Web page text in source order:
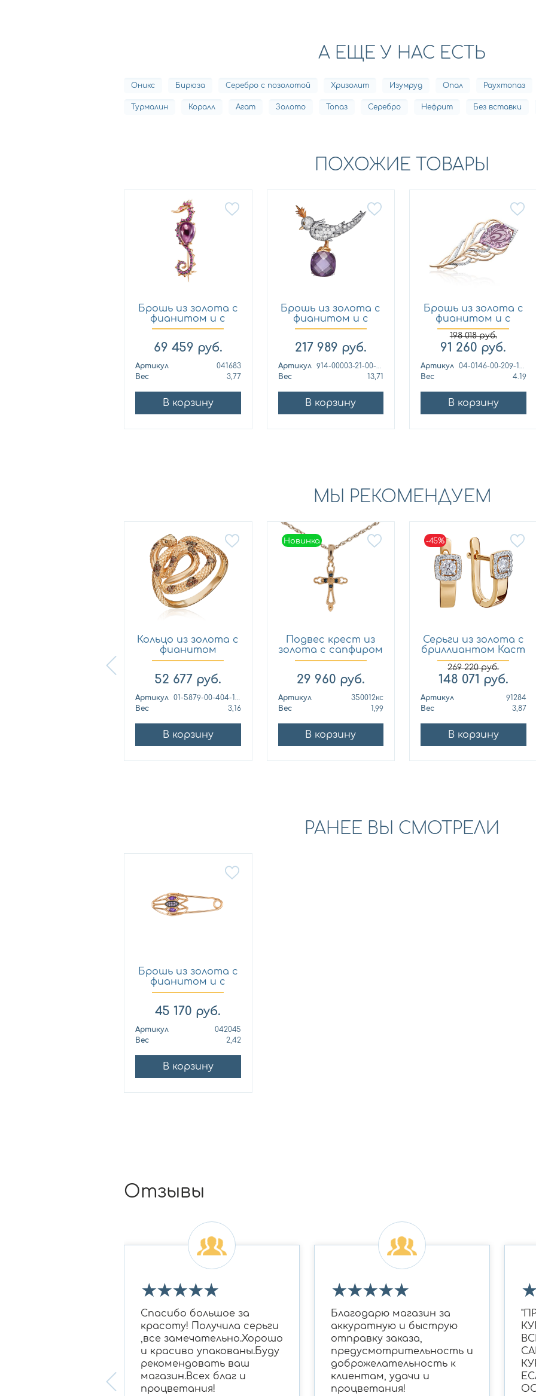
А ЕЩЕ У НАС ЕСТЬ
Оникс Бирюза Серебро с позолотой Хризолит Изумруд Опал Раухтопаз
Турмалин Коралл Агат Золото Топаз Серебро Нефрит Без вставки
ПОХОЖИЕ ТОВАРЫ
Брошь из золота с
фианитом и с
аметис...
69 459 руб.
Артикул
041683
Вес
3,77
В корзину
Брошь из золота с
фианитом и с
аметис...
217 989 руб.
Артикул
914-00003-21-00-34-00
Вес
13,71
В корзину
Брошь из золота с
фианитом и с
аметис...
198 018руб.
91 260 руб.
Артикул
04-0146-00-209-1110-46
Вес
4.19
В корзину
МЫ РЕКОМЕНДУЕМ
Кольцо из золота с
фианитом
Платина 0...
52 677 руб.
Артикул
01-5879-00-404-1110
Вес
3,16
В корзину
Новинка
Новинка
Подвес крест из
золота с сапфиром
Кло...
29 960 руб.
Артикул
350012кс
Вес
1,99
В корзину
-45%
Серьги из золота с
бриллиантом Каст
ю...
269 220руб.
148 071 руб.
Артикул
91284
Вес
3,87
В корзину
РАНЕЕ ВЫ СМОТРЕЛИ
Брошь из золота с
фианитом и с
аметис...
45 170 руб.
Артикул
042045
Вес
2,42
В корзину
Отзывы
★★★★★
Спасибо большое за
красоту! Получила серьги
,все замечательно.Хорошо
и красиво упакованы.Буду
рекомендовать ваш
магазин.Всех благ и
процветания!
★★★★★
Благодарю магазин за
аккуратную и быструю
отправку заказа,
предусмотрительность и
доброжелательность к
клиентам, удачи и
процветания!